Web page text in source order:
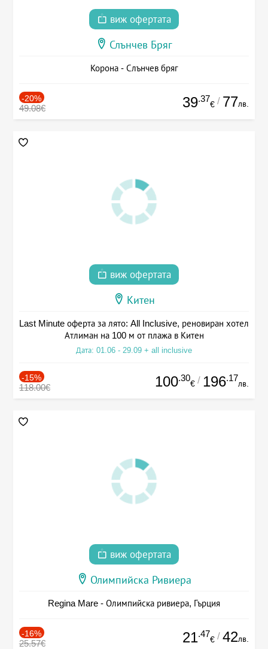
виж офертата
Слънчев Бряг
Корона - Слънчев бряг
-20%
49.08€ 39.37
€ / 77лв.
виж офертата
Китен
Last Minute оферта за лято: All Inclusive, реновиран хотел
Атлиман на 100 м от плажа в Китен
Дата: 01.06 - 29.09 + all inclusive
-15%
118.00€ 100.30
€ / 196.17
лв.
виж офертата
Олимпийска Ривиера
Regina Mare - Олимпийска ривиера, Гърция
-16%
25.57€ 21.47
€ / 42лв.